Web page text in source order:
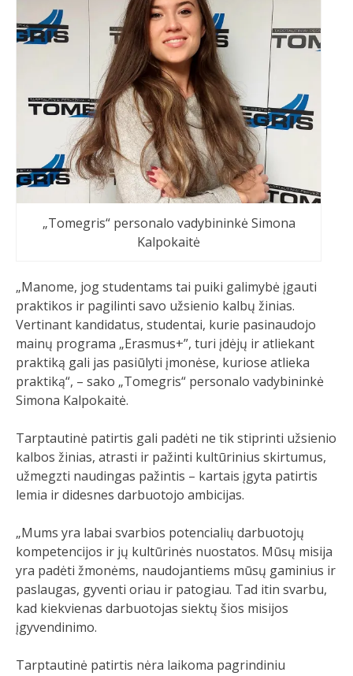
„Tomegris“ personalo vadybininkė Simona
Kalpokaitė
„Manome, jog studentams tai puiki galimybė įgauti
praktikos ir pagilinti savo užsienio kalbų žinias.
Vertinant kandidatus, studentai, kurie pasinaudojo
mainų programa „Erasmus+”, turi įdėjų ir atliekant
praktiką gali jas pasiūlyti įmonėse, kuriose atlieka
praktiką“, – sako „Tomegris“ personalo vadybininkė
Simona Kalpokaitė.
Tarptautinė patirtis gali padėti ne tik stiprinti užsienio
kalbos žinias, atrasti ir pažinti kultūrinius skirtumus,
užmegzti naudingas pažintis – kartais įgyta patirtis
lemia ir didesnes darbuotojo ambicijas.
„Mums yra labai svarbios potencialių darbuotojų
kompetencijos ir jų kultūrinės nuostatos. Mūsų misija
yra padėti žmonėms, naudojantiems mūsų gaminius ir
paslaugas, gyventi oriau ir patogiau. Tad itin svarbu,
kad kiekvienas darbuotojas siektų šios misijos
įgyvendinimo.
Tarptautinė patirtis nėra laikoma pagrindiniu